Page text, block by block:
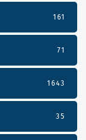
161
71
1643
35